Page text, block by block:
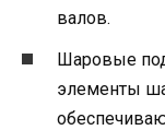
валов.
Шаровые
элементы